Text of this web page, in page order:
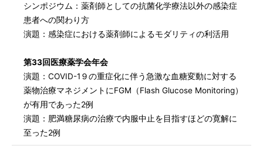
シンポジウム：薬剤師としての抗菌化学療法以外の感染症
患者への関わり方
演題：感染症における薬剤師によるモダリティの利活用
第33回医療薬学会年会
演題：COVID-1９の重症化に伴う急激な血糖変動に対する
薬物治療マネジメントにFGM（Flash Glucose Monitoring）
が有用であった2例
演題：肥満糖尿病の治療で内服中止を目指すほどの寛解に
至った2例